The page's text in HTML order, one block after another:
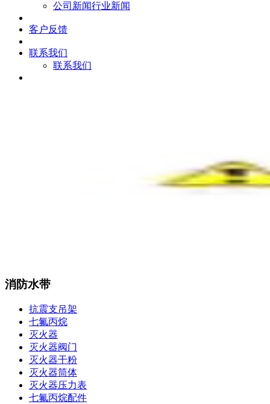
公司新闻行业新闻
客户反馈
联系我们
联系我们
消防水带
抗震支吊架
七氟丙烷
灭火器
灭火器阀门
灭火器干粉
灭火器筒体
灭火器压力表
七氟丙烷配件